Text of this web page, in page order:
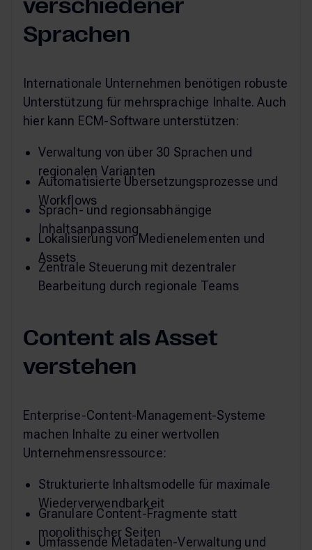
verschiedener
Sprachen
Internationale Unternehmen benötigen robuste
Unterstützung für mehrsprachige Inhalte. Auch
hier kann ECM-Software unterstützen:
Verwaltung von über 30 Sprachen und
regionalen Varianten
Automatisierte Übersetzungsprozesse und
Workflows
Sprach- und regionsabhängige
Inhaltsanpassung
Lokalisierung von Medienelementen und
Assets
Zentrale Steuerung mit dezentraler
Bearbeitung durch regionale Teams
Content als Asset
verstehen
Enterprise-Content-Management-Systeme
machen Inhalte zu einer wertvollen
Unternehmensressource:
Strukturierte Inhaltsmodelle für maximale
Wiederverwendbarkeit
Granulare Content-Fragmente statt
monolithischer Seiten
Umfassende Metadaten-Verwaltung und